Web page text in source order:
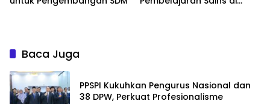
Baca Juga
PPSPI Kukuhkan Pengurus Nasional dan
38 DPW, Perkuat Profesionalisme